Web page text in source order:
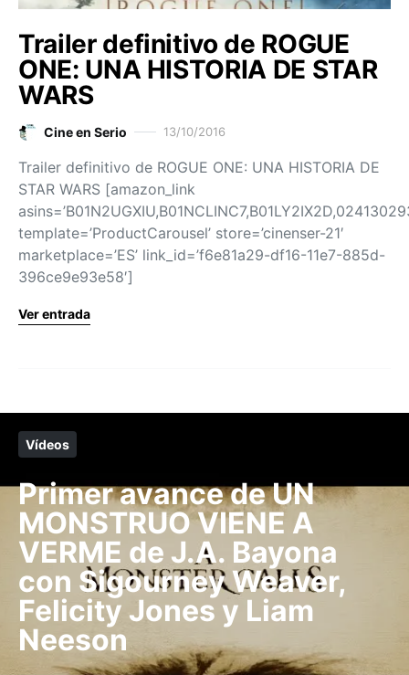
Trailer definitivo de ROGUE
ONE: UNA HISTORIA DE STAR
WARS
Cine en Serio 13/10/2016
Trailer definitivo de ROGUE ONE: UNA HISTORIA DE
STAR WARS [amazon_link
template=’ProductCarousel’ store=’cinenser-21′
marketplace=’ES’ link_id=’f6e81a29-df16-11e7-885d-
396ce9e93e58′]
Ver entrada
Vídeos
Primer avance de UN
MONSTRUO VIENE A
VERME de J.A. Bayona
con Sigourney Weaver,
Felicity Jones y Liam
Neeson